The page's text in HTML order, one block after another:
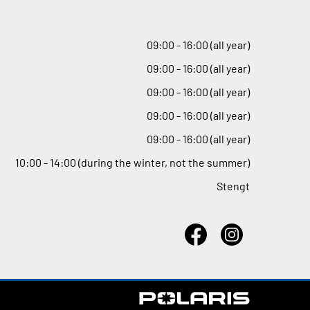
09:00 - 16:00 (all year)
09:00 - 16:00 (all year)
09:00 - 16:00 (all year)
09:00 - 16:00 (all year)
09:00 - 16:00 (all year)
10:00 - 14:00 (during the winter, not the summer)
Stengt